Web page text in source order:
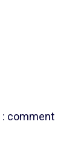
: comment